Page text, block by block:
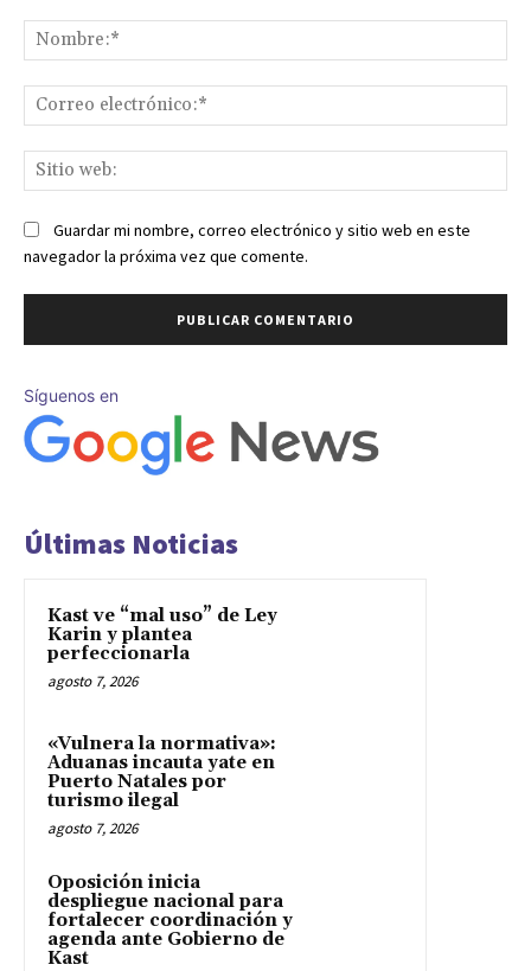
Guardar mi nombre, correo electrónico y sitio web en este
navegador la próxima vez que comente.
Síguenos en
Últimas Noticias
Kast ve “mal uso” de Ley
Karin y plantea
perfeccionarla
agosto 7, 2026
«Vulnera la normativa»:
Aduanas incauta yate en
Puerto Natales por
turismo ilegal
agosto 7, 2026
Oposición inicia
despliegue nacional para
fortalecer coordinación y
agenda ante Gobierno de
Kast